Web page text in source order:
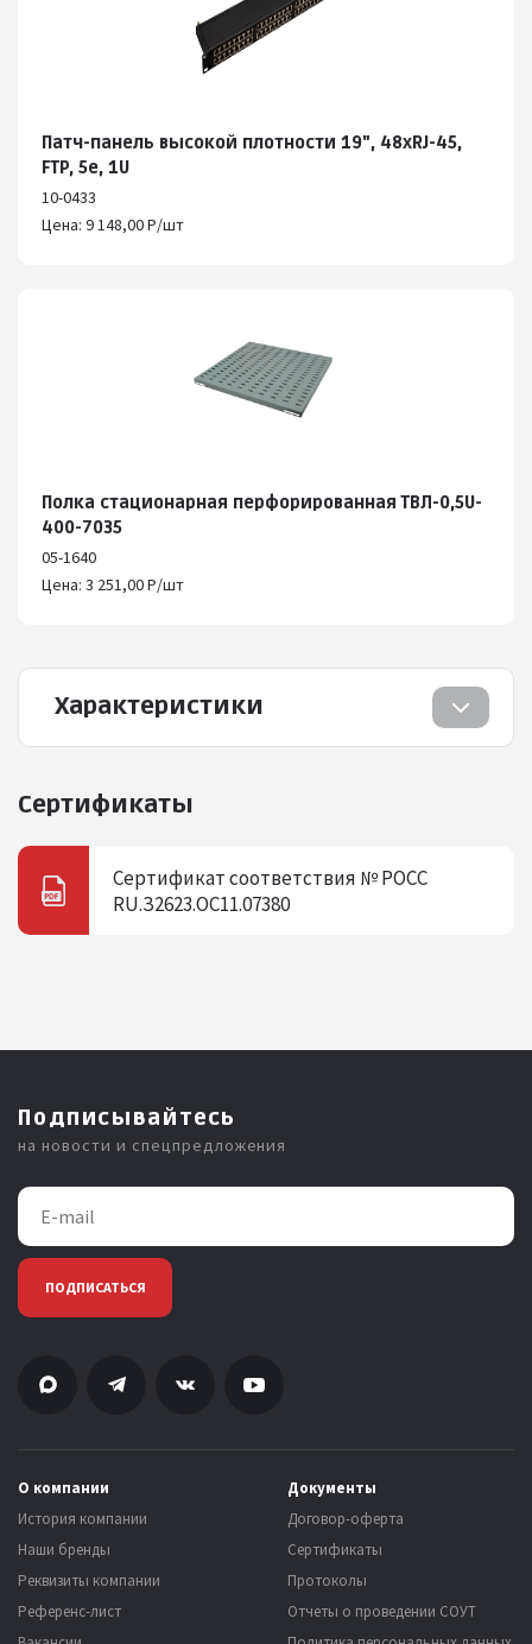
Патч-панель высокой плотности 19", 48хRJ-45,
FTP, 5е, 1U
10-0433
Цена: 9 148,00 Р/шт
Полка стационарная перфорированная ТВЛ-0,5U-
400-7035
05-1640
Цена: 3 251,00 Р/шт
Характеристики
Сертификаты
Сертификат соответствия № РОСС
RU.З2623.ОС11.07380
Подписывайтесь
на новости и спецпредложения
ПОДПИСАТЬСЯ
О компании
История компании
Наши бренды
Реквизиты компании
Референс-лист
Документы
Договор-оферта
Сертификаты
Протоколы
Отчеты о проведении СОУТ